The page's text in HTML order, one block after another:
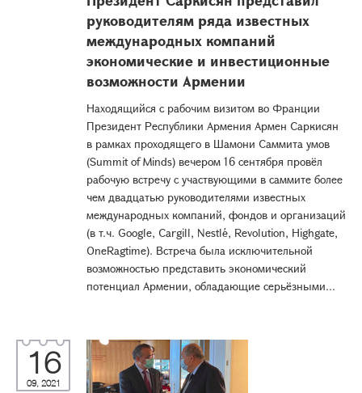
руководителям ряда известных
международных компаний
экономические и инвестиционные
возможности Армении
Находящийся с рабочим визитом во Франции
Президент Республики Армения Армен Саркисян
в рамках проходящего в Шамони Саммита умов
(Summit of Minds) вечером 16 сентября провёл
рабочую встречу с участвующими в саммите более
чем двадцатью руководителями известных
международных компаний, фондов и организаций
(в т.ч. Google, Cargill, Nestlé, Revolution, Highgate,
OneRagtime). Встреча была исключительной
возможностью представить экономический
потенциал Армении, обладающие серьёзными...
16
09, 2021